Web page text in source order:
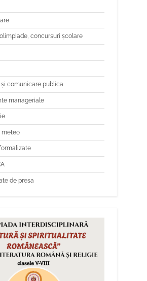
olimpiade, concursuri școlare
și comunicare publica
manageriale
meteo
de presa